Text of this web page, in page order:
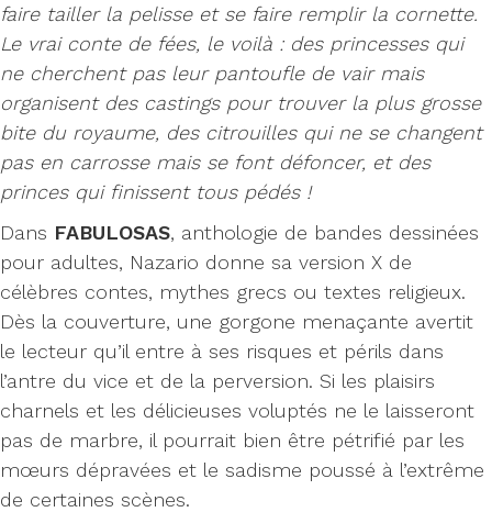
faire tailler la pelisse et se faire remplir la cornette.
Le vrai conte de fées, le voilà : des princesses qui
ne cherchent pas leur pantoufle de vair mais
organisent des castings pour trouver la plus grosse
bite du royaume, des citrouilles qui ne se changent
pas en carrosse mais se font défoncer, et des
princes qui finissent tous pédés !
Dans FABULOSAS, anthologie de bandes dessinées
pour adultes, Nazario donne sa version X de
célèbres contes, mythes grecs ou textes religieux.
Dès la couverture, une gorgone menaçante avertit
le lecteur qu’il entre à ses risques et périls dans
l’antre du vice et de la perversion. Si les plaisirs
charnels et les délicieuses voluptés ne le laisseront
pas de marbre, il pourrait bien être pétrifié par les
mœurs dépravées et le sadisme poussé à l’extrême
de certaines scènes.